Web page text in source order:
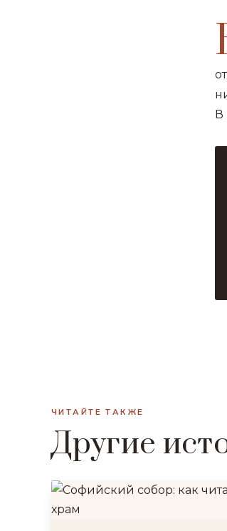
В
ЧИТАЙТЕ ТАКЖЕ
Другие